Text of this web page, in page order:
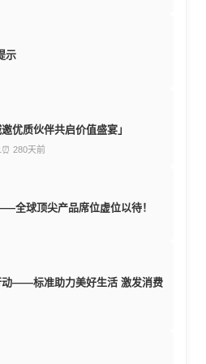
示
优质伙伴共启价值盛宴」
⏰ 280天前
全球顶尖产品席位虚位以待！
动——标准助力美好生活 激发消费